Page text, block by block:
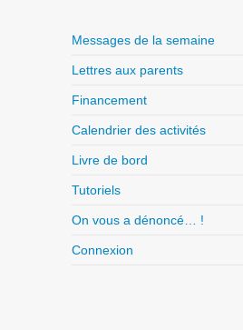
Messages de la semaine
Lettres aux parents
Financement
Calendrier des activités
Livre de bord
Tutoriels
On vous a dénoncé… !
Connexion